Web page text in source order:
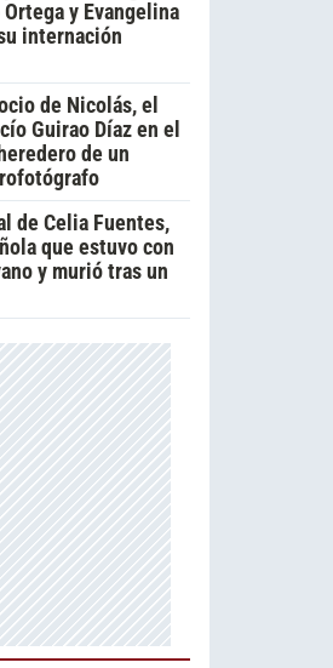
y Evangelina
internación
de Nicolás, el
Guirao Díaz en el
de un
de Celia Fuentes,
que estuvo con
y murió tras un